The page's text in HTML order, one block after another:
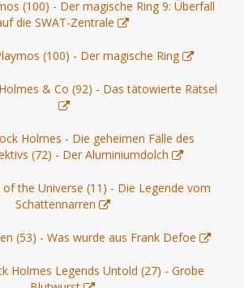
(100) - Der magische Ring 9: Überfall
die SWAT-Zentrale
(100) - Der magische Ring
& Co (92) - Das tätowierte Rätsel
Holmes - Die geheimen Fälle des
(72) - Der Aluminiumdolch
the Universe (11) - Die Legende vom
Schattennarren
(53) - Was wurde aus Frank Defoe
Holmes Legends Untold (27) - Grobe